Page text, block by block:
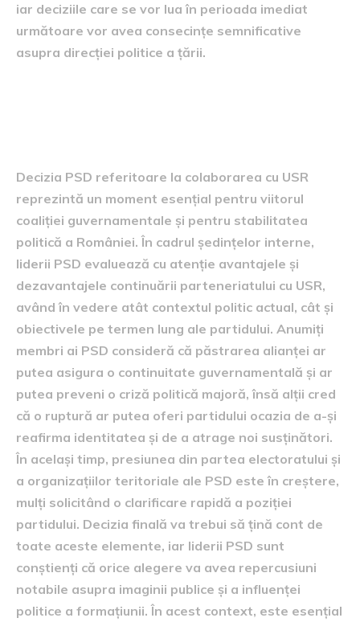
iar deciziile care se vor lua în perioada imediat
următoare vor avea consecințe semnificative
asupra direcției politice a țării.
Decizia PSD referitoare la colaborarea cu USR
reprezintă un moment esențial pentru viitorul
coaliției guvernamentale și pentru stabilitatea
politică a României. În cadrul ședințelor interne,
liderii PSD evaluează cu atenție avantajele și
dezavantajele continuării parteneriatului cu USR,
având în vedere atât contextul politic actual, cât și
obiectivele pe termen lung ale partidului. Anumiți
membri ai PSD consideră că păstrarea alianței ar
putea asigura o continuitate guvernamentală și ar
putea preveni o criză politică majoră, însă alții cred
că o ruptură ar putea oferi partidului ocazia de a-și
reafirma identitatea și de a atrage noi susținători.
În același timp, presiunea din partea electoratului și
a organizațiilor teritoriale ale PSD este în creștere,
mulți solicitând o clarificare rapidă a poziției
partidului. Decizia finală va trebui să țină cont de
toate aceste elemente, iar liderii PSD sunt
conștienți că orice alegere va avea repercusiuni
notabile asupra imaginii publice și a influenței
politice a formațiunii. În acest context, este esențial